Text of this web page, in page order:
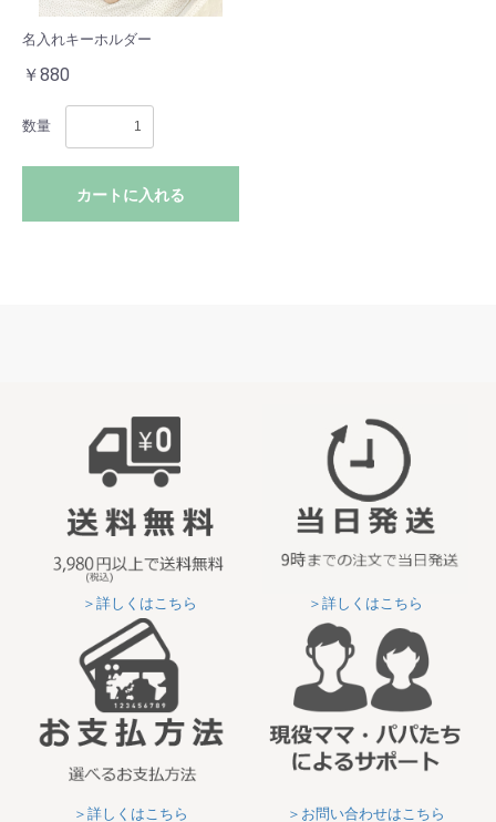
名入れキーホルダー
￥880
数量
カートに入れる
＞詳しくはこちら ＞詳しくはこちら
＞詳しくはこちら ＞お問い合わせはこちら